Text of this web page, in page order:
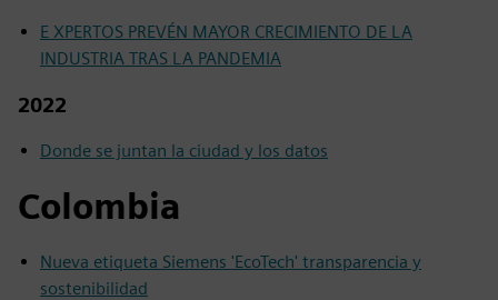
E XPERTOS PREVÉN MAYOR CRECIMIENTO DE LA
INDUSTRIA TRAS LA PANDEMIA
2022
Donde se juntan la ciudad y los datos
Colombia
Nueva etiqueta Siemens 'EcoTech' transparencia y
sostenibilidad